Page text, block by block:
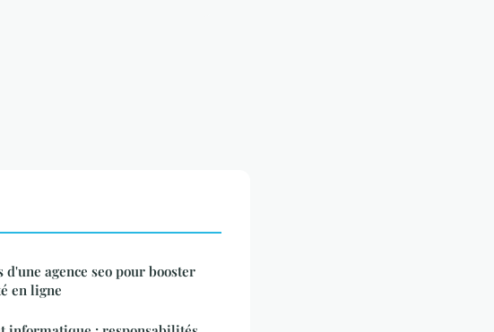
d'une agence seo pour booster
en ligne